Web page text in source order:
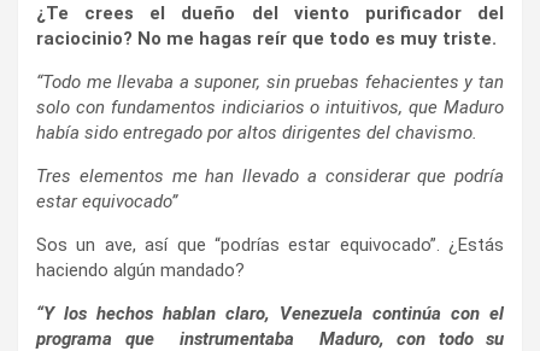
¿Te crees el dueño del viento purificador del
raciocinio? No me hagas reír que todo es muy triste.
“Todo me llevaba a suponer, sin pruebas fehacientes y tan
solo con fundamentos indiciarios o intuitivos, que Maduro
había sido entregado por altos dirigentes del chavismo.
Tres elementos me han llevado a considerar que podría
estar equivocado”
Sos un ave, así que “podrías estar equivocado”. ¿Estás
haciendo algún mandado?
“Y los hechos hablan claro, Venezuela continúa con el
programa que instrumentaba Maduro, con todo su